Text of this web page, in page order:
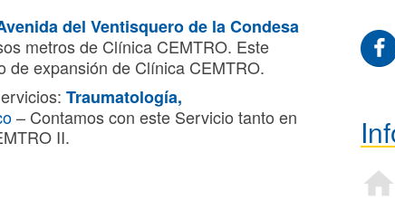
del Ventisquero de la Condesa
metros de Clínica CEMTRO. Este
de expansión de Clínica CEMTRO.
Traumatología,
– Contamos con este Servicio tanto en
II.
home